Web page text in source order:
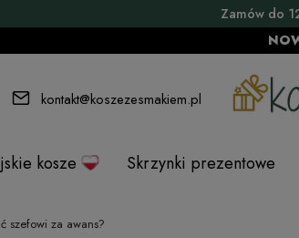
Zamów do
kontakt@koszezesmakiem.pl
kosze Skrzynki prezentowe
szefowi za awans?